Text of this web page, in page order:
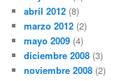
abril 2012 (8)
marzo 2012 (2)
mayo 2009 (4)
diciembre 2008 (3)
noviembre 2008 (2)